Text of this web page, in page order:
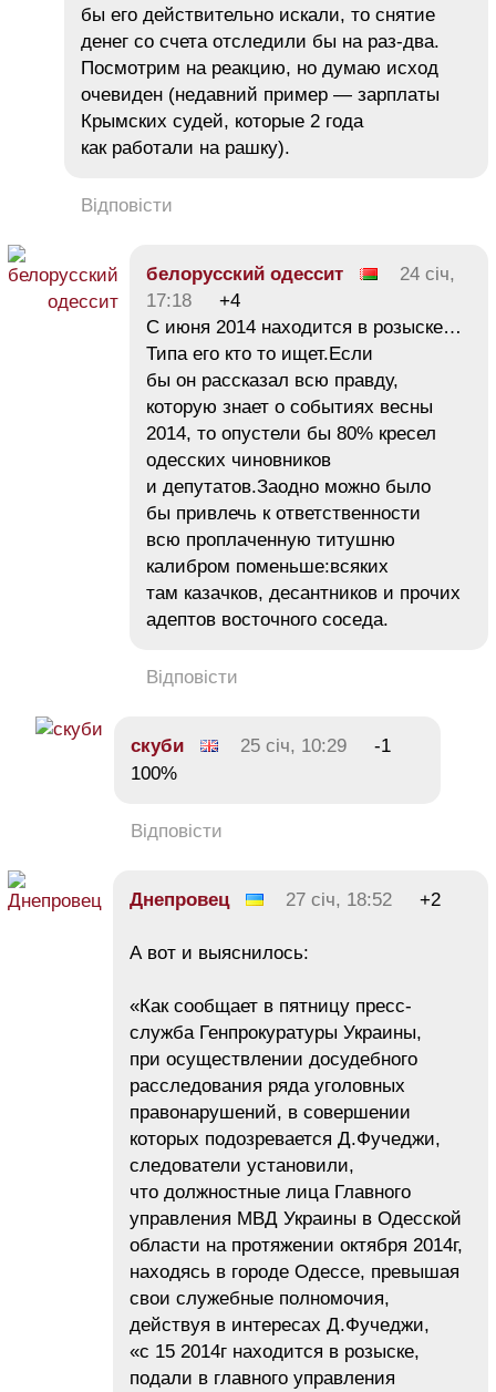
бы его действительно искали, то снятие
денег со счета отследили бы на раз-два.
Посмотрим на реакцию, но думаю исход
очевиден (недавний пример — зарплаты
Крымских судей, которые 2 года
как работали на рашку).
Відповісти
белорусский одессит
24 січ,
17:18
+4
С июня 2014 находится в розыске…
Типа его кто то ищет.Если
бы он рассказал всю правду,
которую знает о событиях весны
2014, то опустели бы 80% кресел
одесских чиновников
и депутатов.Заодно можно было
бы привлечь к ответственности
всю проплаченную титушню
калибром поменьше:всяких
там казачков, десантников и прочих
адептов восточного соседа.
Відповісти
скуби 25 січ, 10:29
-1
100%
Відповісти
Днепровец 27 січ, 18:52 +2
А вот и выяснилось:
«Как сообщает в пятницу пресс-
служба Генпрокуратуры Украины,
при осуществлении досудебного
расследования ряда уголовных
правонарушений, в совершении
которых подозревается Д.Фучеджи,
следователи установили,
что должностные лица Главного
управления МВД Украины в Одесской
области на протяжении октября 2014г,
находясь в городе Одессе, превышая
свои служебные полномочия,
действуя в интересах Д.Фучеджи,
«с 15 2014г находится в розыске,
подали в главного управления